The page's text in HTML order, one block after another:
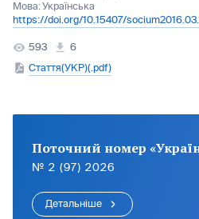
Мова:Українська
https://doi.org/10.15407/
593
6
Стаття(УКР)(.pdf)
Поточний номер
№ 2 (97) 2026
Детальніше